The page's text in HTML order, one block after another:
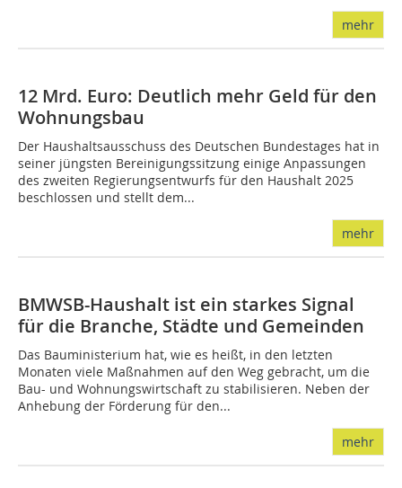
mehr
12 Mrd. Euro: Deutlich mehr Geld für den
Wohnungsbau
Der Haushaltsausschuss des Deutschen Bundestages hat in
seiner jüngsten Bereinigungssitzung einige Anpassungen
des zweiten Regierungsentwurfs für den Haushalt 2025
beschlossen und stellt dem...
mehr
BMWSB-Haushalt ist ein starkes Signal
für die Branche, Städte und Gemeinden
Das Bauministerium hat, wie es heißt, in den letzten
Monaten viele Maßnahmen auf den Weg gebracht, um die
Bau- und Wohnungswirtschaft zu stabilisieren. Neben der
Anhebung der Förderung für den...
mehr